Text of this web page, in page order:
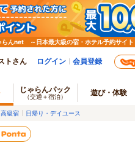
らんnet ～日本最大級の宿・ホテル予約サイト
トさん ログイン 会員登録
じゃらんパック
（交通＋宿泊） 遊び・体験
高級宿 日帰り・デイユース